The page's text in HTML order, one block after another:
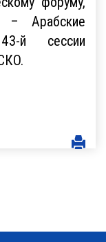
– Арабские
й сессии